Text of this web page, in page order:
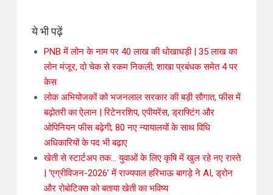
ये भी पढ़ें
PNB में लोन के नाम पर 40 लाख की धोखाधड़ी | 35 लाख का
लोन मंजूर, दो चेक से रकम निकली; शाखा प्रबंधक समेत 4 पर
केस
लोक अभियोजकों को भजनलाल सरकार की बड़ी सौगात, फीस में
बढ़ोतरी का ऐलान | रिटेनरशिप, एपीयरेंस, ड्राफ्टिंग और
ओपिनियन फीस बढ़ेगी; 80 नए न्यायालयों के साथ विधि
अधिकारियों के पद भी बढ़ाए
खेती से स्टार्टअप तक… युवाओं के लिए कृषि में खुल रहे नए रास्ते
| ‘एग्रीविजन-2026’ में राज्यपाल हरिभाऊ बागड़े ने AI, ड्रोन
और रोबोटिक्स को बताया खेती का भविष्य